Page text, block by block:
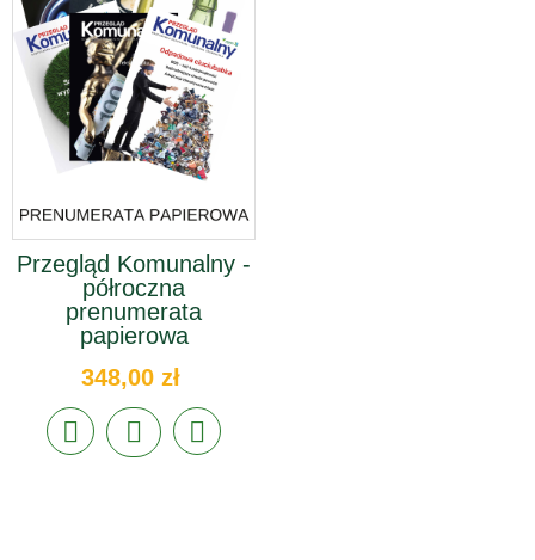
Przegląd Komunalny -
półroczna
prenumerata
papierowa
348,00 zł